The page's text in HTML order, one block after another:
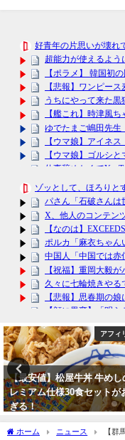
アフィ
母の日に贈りたい！山形県
らんぼの魅力とは？さくら
藤錦 プレミアムボックス(秀
品/L・2Lサイズ/24粒) 送
料！ホーム ニュース
【群